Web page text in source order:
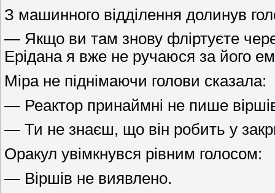
З машинного відділення долинув
— Якщо ви там знову фліртуєте
Ерідана я вже не ручаюся за його
Міра не піднімаючи голови сказала:
— Реактор принаймні не пише
— Ти не знаєш, що він робить у
Оракул увімкнувся рівним голосом:
— Віршів не виявлено.